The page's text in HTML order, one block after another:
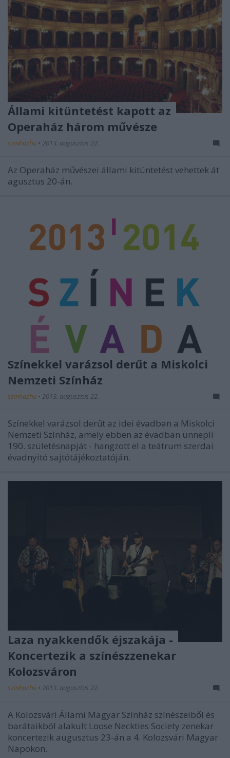
Állami kitüntetést kapott az
Operaház három művésze
szinhazhu • 2013. augusztus 22.
Az Operaház művészei állami kitüntetést vehettek át
agusztus 20-án.
Színekkel varázsol derűt a Miskolci
Nemzeti Színház
szinhazhu • 2013. augusztus 22.
Színekkel varázsol derűt az idei évadban a Miskolci
Nemzeti Színház, amely ebben az évadban ünnepli
190. születésnapját - hangzott el a teátrum szerdai
évadnyitó sajtótájékoztatóján.
Laza nyakkendők éjszakája -
Koncertezik a színészzenekar
Kolozsváron
szinhazhu • 2013. augusztus 22.
A Kolozsvári Állami Magyar Színház színészeiből és
barátaikból alakult Loose Neckties Society zenekar
koncertezik augusztus 23-án a 4. Kolozsvári Magyar
Napokon.